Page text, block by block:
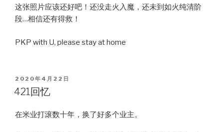
这张照片应该还好吧！还没走火入魔，还未到如火纯清阶
段…相信还有得救！
PKP with U, please stay at home
POSTED
ON
2020年4月22日
421回忆
在米业打滚数十年，换了好多个业主。